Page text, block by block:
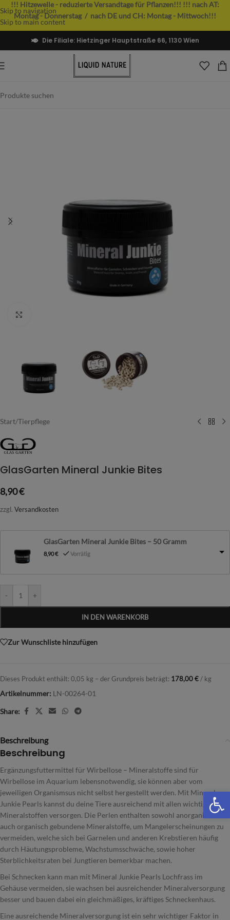
Skip to navigation
Skip to main content
!!! Hitzewelle - reduzierte Versandtage für Pflanzen!!! !!! nach AT:
Montag - Donnerstag / nach DE und CH: Montag - Mittwoch!!!
Die Filiale: Hietzinger Hauptstraße 66, 1130 Wien
Start/Tierpflege
GlasGarten Mineral Junkie Bites
8,90€
zzgl. Versandkosten
GlasGarten Mineral Junkie Bites – 50 Gramm
8,90€ Vorrätig
- +
IN DEN WARENKORB
Zur Wunschliste hinzufügen
Dieses Produkt enthält: 0,05 kg – der Grundpreis beträgt: 178,00 € / kg
Artikelnummer: LN-00264-01
Share:
Beschreibung
Beschreibung
Ergänzungsfuttermittel für Wirbellose – Mineralstoffe sind für
Wirbellose im Aquarium lebensnotwendig, sie können aber vom
jeweiligen Organismsus nicht selbst hergestellt werden. Mit Mineral
Junkie Pearls kannst du deine Tiere ausreichend mit allen wichtigen
Mineralstoffen versorgen. Die Perlen enthalten sowohl anorganisch als
auch organisch gebundene Mineralstoffe, um Mangelerscheinungen zu
vermeiden, welche sich bei Garnelen und anderen Krebstieren häufig
durch Häutungsprobleme, Wachstumsschwäche, sowie hoher
Sterblichkeitsraten bei Jungtieren bemerkbar machen.
Bei Schnecken kann man mit Mineral Junkie Pearls Lochfrass im
Gehäuse vermeiden, sie wachsen bei ausreichender Mineralversorgung
besser und bauen dabei ein gleichmäßiges, kräftiges Schneckenhaus.
Eine ausreichende Mineralversorgung ist ein sehr wichtiger Faktor in